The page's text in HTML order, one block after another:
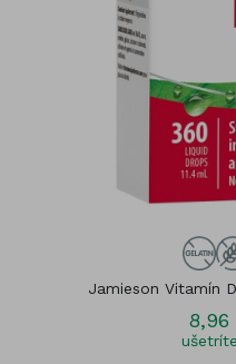
Jamieson Vitamín
8,96